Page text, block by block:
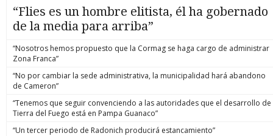
“Flies es un hombre elitista, él ha gobernado
de la media para arriba”
“Nosotros hemos propuesto que la Cormag se haga cargo de administrar
Zona Franca”
“No por cambiar la sede administrativa, la municipalidad hará abandono
de Cameron”
“Tenemos que seguir convenciendo a las autoridades que el desarrollo de
Tierra del Fuego está en Pampa Guanaco”
“Un tercer periodo de Radonich producirá estancamiento”